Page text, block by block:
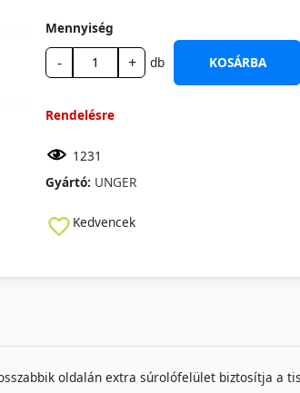
Mennyiség
- + db KOSÁRBA
Rendelésre
1231
Gyártó: UNGER
Kedvencek
oldalán extra súrolófelület biztosítja a